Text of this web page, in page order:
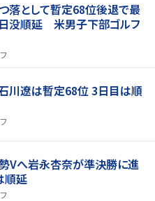
落として暫定68位後退で最
没順延 米男子下部ゴルフ
川遼は暫定68位 3日目は順
Vへ岩永杏奈が準決勝に進
順延